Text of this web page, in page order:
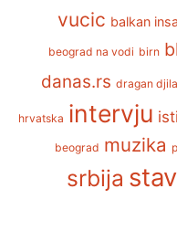
vucic balkan
beograd na vodi birn
danas.rs dragan
hrvatska intervju
beograd muzika
srbija stav